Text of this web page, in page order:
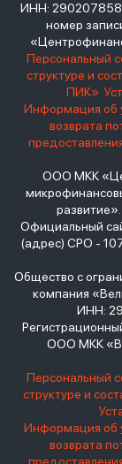
ИНН:
номер
Персональный
структуре и
ПИК»
Информация об
возврата
ООО МКК
Официальный
(адрес) СРО -
Общество с
компания
ИНН:
ООО МКК
Персональный
структуре и
Информация об
возврата